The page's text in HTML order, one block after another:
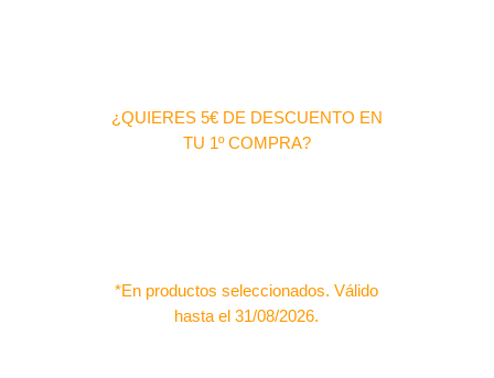
¿QUIERES 5€ DE DESCUENTO EN
TU 1º COMPRA?
*En productos seleccionados. Válido
hasta el 31/08/2026.